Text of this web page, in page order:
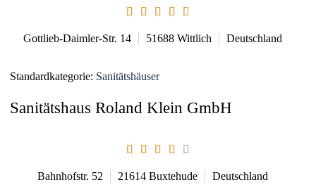
Gottlieb-Daimler-Str. 14 51688 Wittlich Deutschland
Standardkategorie: Sanitätshäuser
Sanitätshaus Roland Klein GmbH
Bahnhofstr. 52 21614 Buxtehude Deutschland